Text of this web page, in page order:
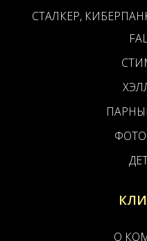
СТАЛКЕР,
О